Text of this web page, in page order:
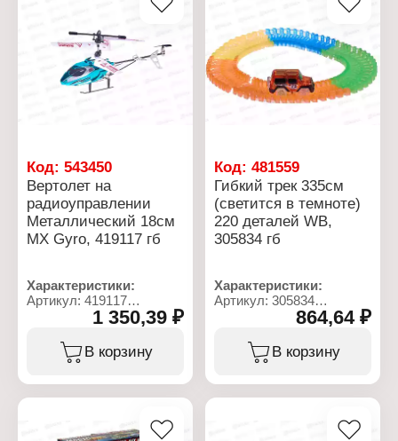
22х10х10,5 см
Размер упаковки:
34х12,5х18,5 см
Комплектация: USB
кабель
Код: 543450
Вертолет на
радиоуправлении
Металлический 18см
МХ Gyro, 419117 гб
Характеристики:
Артикул: 419117
Тип товара: Вертолет
Механизм: с гироскопом
Питание: USB, 3хАА
Рекомендуемый возраст:
Длина модели: 18 см
1 350,39 ₽
В корзину
Код:481559
Гибкий трек 335см
(светится в темноте)
220 деталей WB,
305834 гб
Характеристики:
Артикул: 305834
Тип товара: Игровой
Модель: "Гибкий трек"
Конструкция: сборный
864,64 ₽
В корзину